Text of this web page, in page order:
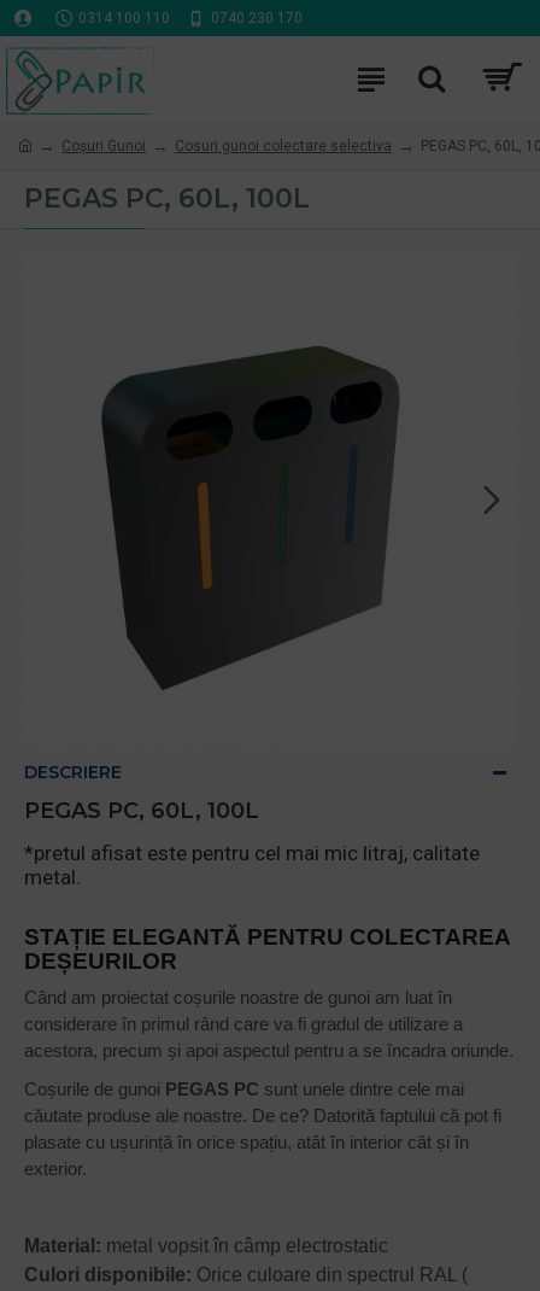
0314 100 110 0740 230 170
Coşuri Gunoi Cosuri gunoi colectare selectiva PEGAS PC, 60L,
PEGAS PC, 60L, 100L
DESCRIERE
PEGAS PC, 60L, 100L
*pretul afisat este pentru cel mai mic litraj, calitate
metal.
STAȚIE ELEGANTĂ PENTRU COLECTAREA
DEȘEURILOR
Când am proiectat coșurile noastre de gunoi am luat în
considerare în primul rând care va fi gradul de utilizare a
acestora, precum și apoi aspectul pentru a se încadra oriunde.
Coșurile de gunoi PEGAS PC sunt unele dintre cele mai
căutate produse ale noastre. De ce? Datorită faptului că pot fi
plasate cu ușurință în orice spațiu, atât în interior cât și în
exterior.
Material: metal vopsit în câmp electrostatic
Culori disponibile: Orice culoare din spectrul RAL (